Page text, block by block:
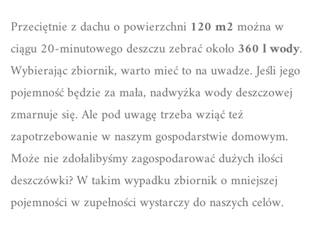
Przeciętnie z dachu o powierzchni 120 m2można w
ciągu 20-minutowego deszczu zebrać około360 l wody.
Wybierając zbiornik, warto mieć to na uwadze. Jeśli jego
pojemność będzie za mała, nadwyżka wody deszczowej
zmarnuje się. Ale pod uwagę trzeba wziąć też
zapotrzebowanie w naszym gospodarstwie domowym.
Może nie zdołalibyśmy zagospodarować dużych ilości
deszczówki? W takim wypadku zbiornik o mniejszej
pojemności w zupełności wystarczy do naszych celów.